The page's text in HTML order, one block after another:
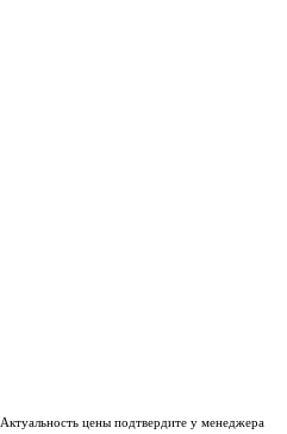
Актуальность цены подтвердите у менеджера